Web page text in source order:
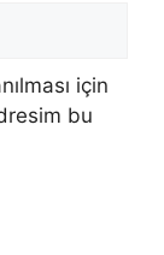
için
bu